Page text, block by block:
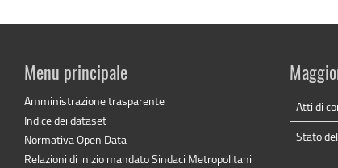
Menu principale
Amministrazione trasparente
Indice dei dataset
Normativa Open Data
Relazioni di inizio mandato Sindaci Metropolitani
Atti di
Stato